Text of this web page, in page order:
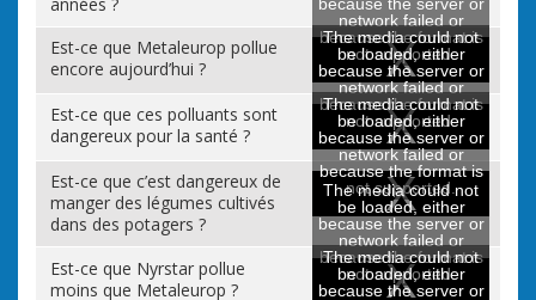
Est-ce que Metaleurop pollue
encore aujourd’hui ?
network failed or
because the format is
not supported.
Est-ce que ces polluants sont
dangereux pour la santé ?
The media could not
be loaded, either
because the server or
network failed or
because the format is
not supported.
Est-ce que c’est dangereux de
manger des légumes cultivés
dans des potagers ?
The media could not
be loaded, either
because the server or
network failed or
because the format is
not supported.
Est-ce que Nyrstar pollue
moins que Metaleurop ?
The media could not
be loaded, either
because the server or
network failed or
because the format is
not supported.
The media could not
be loaded, either
because the server or